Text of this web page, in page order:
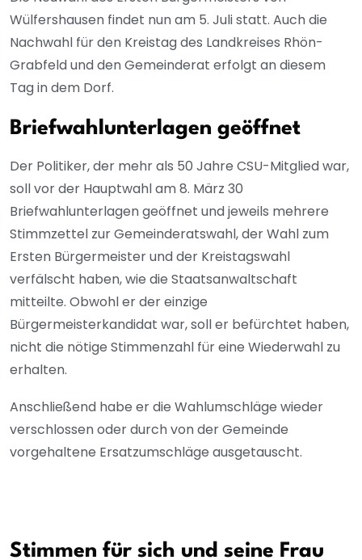
Wülfershausen findet nun am 5. Juli statt. Auch die
Nachwahl für den Kreistag des Landkreises Rhön-
Grabfeld und den Gemeinderat erfolgt an diesem
Tag in dem Dorf.
Briefwahlunterlagen geöffnet
Der Politiker, der mehr als 50 Jahre CSU-Mitglied war,
soll vor der Hauptwahl am 8. März 30
Briefwahlunterlagen geöffnet und jeweils mehrere
Stimmzettel zur Gemeinderatswahl, der Wahl zum
Ersten Bürgermeister und der Kreistagswahl
verfälscht haben, wie die Staatsanwaltschaft
mitteilte. Obwohl er der einzige
Bürgermeisterkandidat war, soll er befürchtet haben,
nicht die nötige Stimmenzahl für eine Wiederwahl zu
erhalten.
Anschließend habe er die Wahlumschläge wieder
verschlossen oder durch von der Gemeinde
vorgehaltene Ersatzumschläge ausgetauscht.
Stimmen für sich und seine Frau